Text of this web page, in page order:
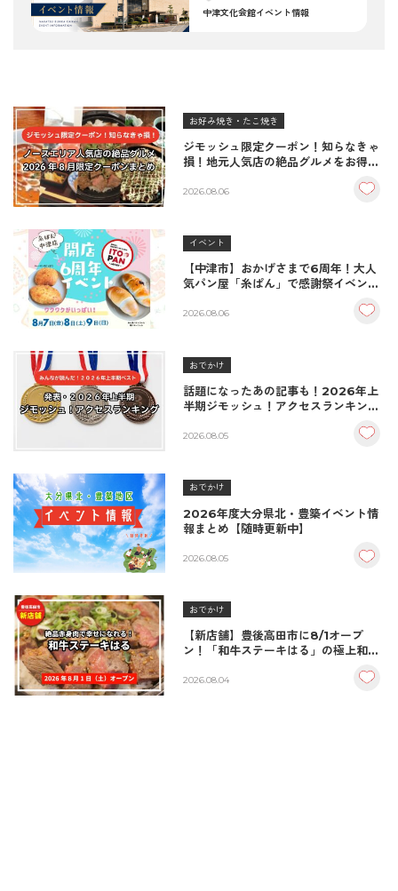
中津文化会館イベント情報
お好み焼き・たこ焼き
ジモッシュ限定クーポン！知らなきゃ
損！地元人気店の絶品グルメをお得に
2026.08.06
イベント
【中津市】おかげさまで6周年！大人
気パン屋「糸ぱん」で感謝祭イベント
♪（8/7〜8/9）
2026.08.06
おでかけ
話題になったあの記事も！2026年上
半期ジモッシュ！アクセスランキング
2026.08.05
おでかけ
2026年度大分県北・豊築イベント情
報まとめ【随時更新中】
2026.08.05
おでかけ
【新店舗】豊後高田市に8/1オープ
ン！「和牛ステーキはる」の極上和牛
2026.08.04